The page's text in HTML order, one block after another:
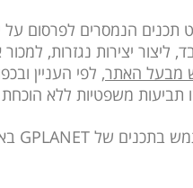
תכנים הנמסרים
יצירות נגזרות, למכור
מבעל האתר, לפי העניין
בתכנים של GPLANET